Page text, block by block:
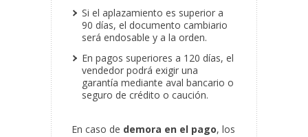
Si el aplazamiento es superior a
90 días, el documento cambiario
será endosable y a la orden.
En pagos superiores a 120 días, el
vendedor podrá exigir una
garantía mediante aval bancario o
seguro de crédito o caución.
En caso de demora en el pago, los